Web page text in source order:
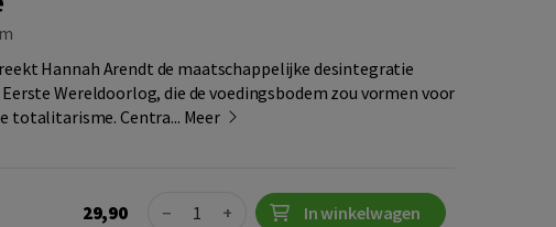
Hannah Arendt de maatschappelijke desintegratie
Wereldoorlog, die de voedingsbodem zou vormen voor
totalitarisme. Centra... Meer
29,90 Quantity
− + In winkelwagen